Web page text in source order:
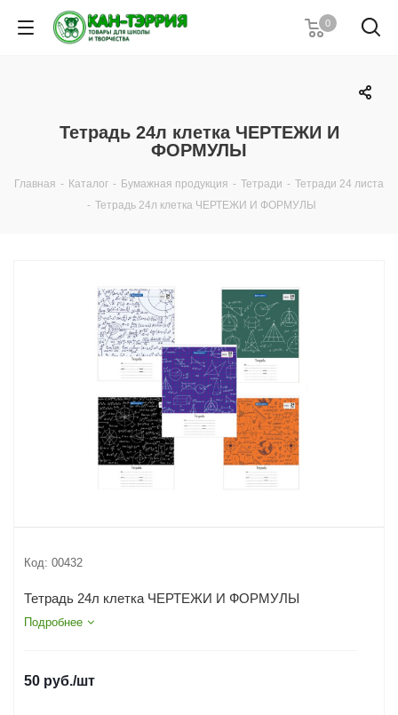
0
Тетрадь 24л клетка ЧЕРТЕЖИ И
ФОРМУЛЫ
Главная - Каталог - Бумажная продукция - Тетради - Тетради 24 листа
- Тетрадь 24л клетка ЧЕРТЕЖИ И ФОРМУЛЫ
Код: 00432
Тетрадь 24л клетка ЧЕРТЕЖИ И ФОРМУЛЫ
Подробнее
50 руб./шт